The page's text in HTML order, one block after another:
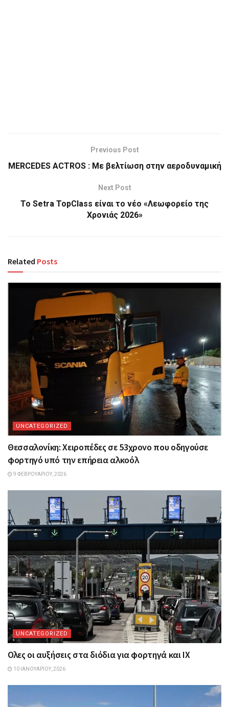
Previous Post
MERCEDES ACTROS : Με βελτίωση στην αεροδυναμική
Next Post
Το Setra TopClass είναι το νέο «Λεωφορείο της
Χρονιάς 2026»
Related Posts
UNCATEGORIZED
Θεσσαλονίκη: Χειροπέδες σε 53χρονο που οδηγούσε
φορτηγό υπό την επήρεια αλκοόλ
9 ΦΕΒΡΟΥΑΡΊΟΥ, 2026
UNCATEGORIZED
Ολες οι αυξήσεις στα διόδια για φορτηγά και ΙΧ
10 ΙΑΝΟΥΑΡΊΟΥ, 2026